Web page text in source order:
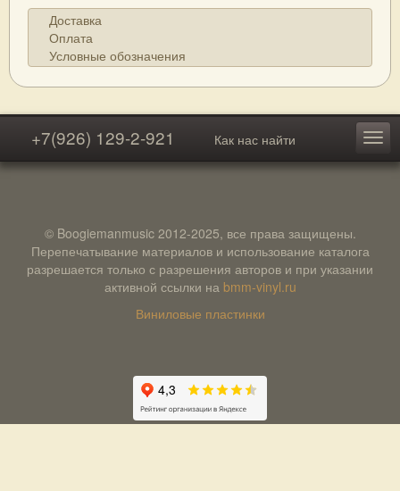
Доставка
Оплата
Условные обозначения
+7(926) 129-2-921 Как нас найти
© Boogiemanmusic 2012-2025, все права защищены.
Перепечатывание материалов и использование каталога
разрешается только с разрешения авторов и при указании
активной ссылки на bmm-vinyl.ru
Виниловые пластинки